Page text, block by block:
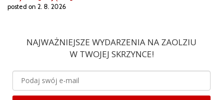
posted on 2. 8. 2026
NAJWAŻNIEJSZE WYDARZENIA NA ZAOLZIU
W TWOJEJ SKRZYNCE!